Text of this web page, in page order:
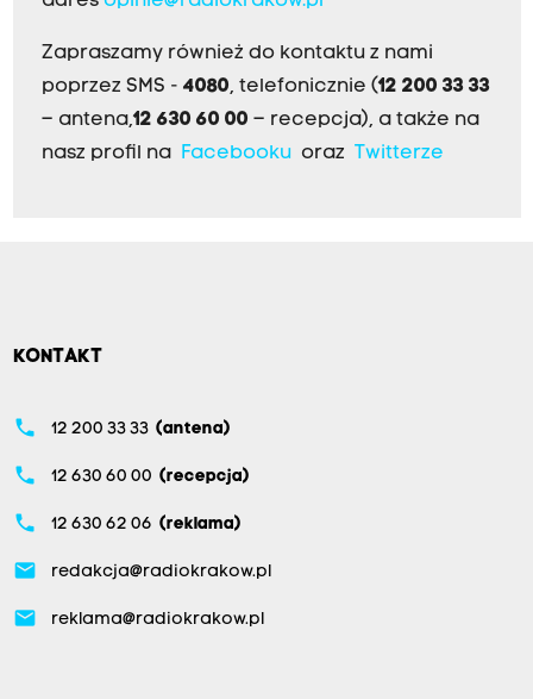
Zapraszamy również do kontaktu z nami
poprzez SMS - 4080, telefonicznie (12 200 33 33
– antena,12 630 60 00 – recepcja), a także na
nasz profil na
Facebookuoraz Twitterze
KONTAKT
phone 12 200 33 33 (antena)
phone 12 630 60 00 (recepcja)
phone 12 630 62 06 (reklama)
email redakcja@radiokrakow.pl
email reklama@radiokrakow.pl